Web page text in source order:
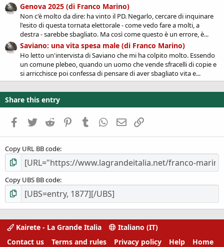
Genova 2025 (di Franco Marino)
Non c'è molto da dire: ha vinto il PD. Negarlo, cercare di inquinare
l'esito di questa tornata elettorale - come vedo fare a molti, a
destra - sarebbe sbagliato. Ma così come questo è un errore, è...
Saviano: una vita spesa male (di Franco Marino)
Ho letto un'intervista di Saviano che mi ha colpito molto. Essendo
un comune plebeo, quando un uomo che vende sfracelli di copie e
si arricchisce poi confessa di pensare di aver sbagliato vita e...
Share this entry
Facebook
Twitter Reddit PinterestTumblr WhatsApp
Email
Copy URL BB code
Copy UBS BB code
Kairete - La Grande Italia
Italiano (IT)
Contact us
Terms and rules Privacy policy Help Home